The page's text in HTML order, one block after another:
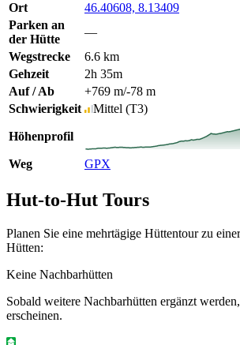
Ort
46.40608, 8.13409
Parken an
der Hütte
—
Wegstrecke
6.6 km
Gehzeit
2h 35m
Auf / Ab
+769 m/-78 m
Schwierigkeit
Mittel (T3)
Höhenprofil
Weg GPX
Hut-to-Hut Tours
Planen Sie eine mehrtägige Hüttentour zu
Hütten:
Keine Nachbarhütten
Sobald weitere Nachbarhütten ergänzt
erscheinen.